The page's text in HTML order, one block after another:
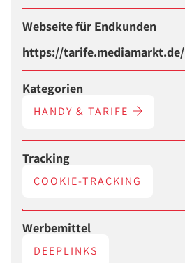
Webseite für Endkunden
https://tarife.mediamarkt.de/
Kategorien
HANDY & TARIFE
Tracking
COOKIE-TRACKING
Werbemittel
DEEPLINKS